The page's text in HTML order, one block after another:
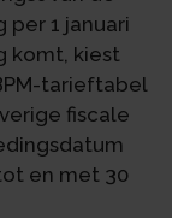
per 1 januari
komt, kiest
tarieftabel
fiscale
en met 30